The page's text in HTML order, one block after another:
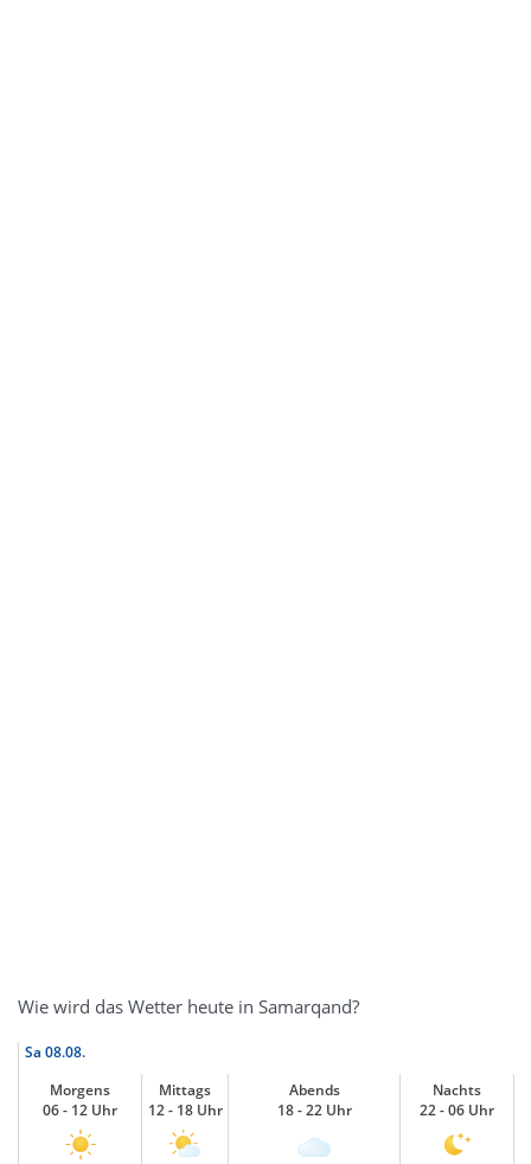
Wie wird das Wetter heute in Samarqand?
Sa 08.08.
Morgens
06 - 12 Uhr
Mittags
12 - 18 Uhr
Abends
18 - 22 Uhr
Nachts
22 - 06 Uhr